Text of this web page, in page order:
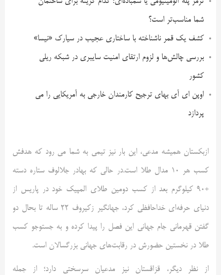
شما مناسب‌تر است؟
کشف یک قمر ناشناخته با ساختاری عجیب در سیارک «نیسا»
بررسی چالش‌ها و لزوم ارتقای امنیت سایبری در شبکه ریلی
کشور
اوپن ای آی بهای ترجیح کارمندان خارجی به آمریکایی را می
پردازد
ازبکستان همیشه مدعی، این بار نیز تیمی به شما می رود که هدفش
کسب هر ۱۰ مدال طلا است.در حالی که بهادر جلالوف ستاره دسته
+۹۰ کیلوگرم بعد از کسب دومین طلای المپیک خود در پاریس از
دنیای حرفه‌ای خداحافظی کرد، جهانگیر زکیروف ۲۲ ساله تا بحال دو
گفتن قهرمانی جام جهانی این فصل را پیدا کرده و به جستوجو کسب
طلا در نخستین حضورش در رقابت‌های جهانی بزرگسالان است.
از نظر دیگر، قزاقستان نیز مدعیان سرسختی دارد؛ از جمله